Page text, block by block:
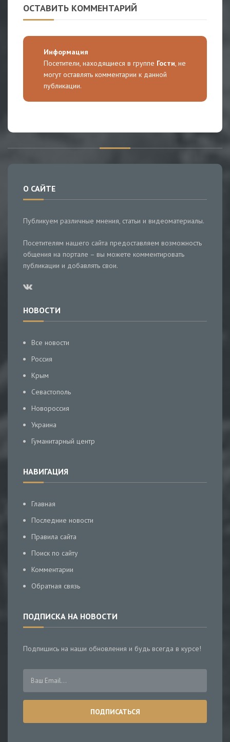
ОСТАВИТЬ КОММЕНТАРИЙ
Информация
Посетители, находящиеся в группе Гости, не
могут оставлять комментарии к данной
публикации.
О САЙТЕ
Публикуем различные мнения, статьи и видеоматериалы.
Посетителям нашего сайта предоставляем возможность
общения на портале – вы можете комментировать
публикации и добавлять свои.
НОВОСТИ
Все новости
Россия
Крым
Севастополь
Новороссия
Украина
Гуманитарный центр
НАВИГАЦИЯ
Главная
Последние новости
Правила сайта
Поиск по сайту
Комментарии
Обратная связь
ПОДПИСКА НА НОВОСТИ
Подпишись на наши обновления и будь всегда в курсе!